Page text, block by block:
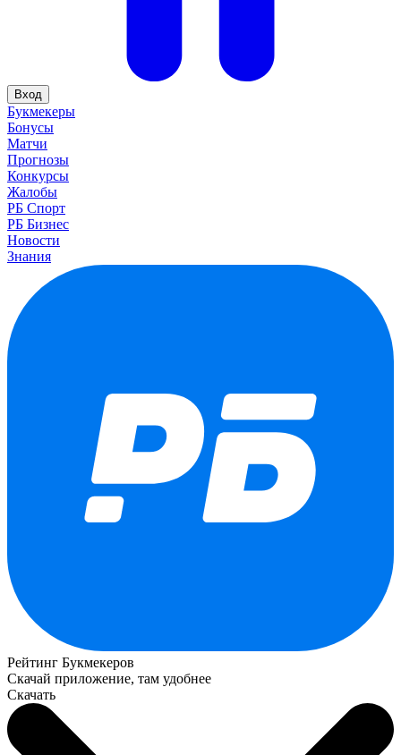
Вход
Букмекеры
Бонусы
Матчи
Прогнозы
Конкурсы
Жалобы
РБ Спорт
РБ Бизнес
Новости
Знания
Рейтинг Букмекеров
Скачай приложение, там удобнее
Скачать